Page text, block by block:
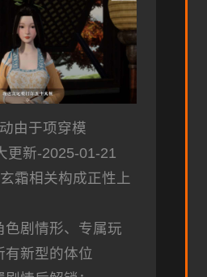
由于项穿模
更新-2025-01-21
霜相关构成正性上
色剧情形、专属玩
有新型的体位